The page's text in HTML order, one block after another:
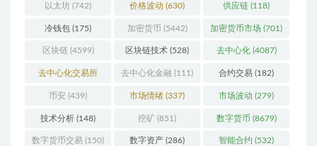
以太坊 (742) 价格波动 (630) 供应链 (118)
冷钱包 (175) 加密货币 (5442) 加密货币市场 (701)
区块链(4599) 区块链技术 (528) 去中心化(4087)
去中心化交易所
(196)
去中心化金融 (111) 合约交易 (182)
币安 (439) 市场情绪 (337) 市场波动 (279)
技术分析 (148) 挖矿 (851) 数字货币 (8679)
数字货币交易 (150) 数字资产 (286) 智能合约 (532)